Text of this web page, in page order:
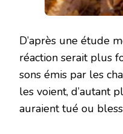
D’après une étude
réaction serait plus
sons émis par les
les voient, d’autant
auraient tué ou